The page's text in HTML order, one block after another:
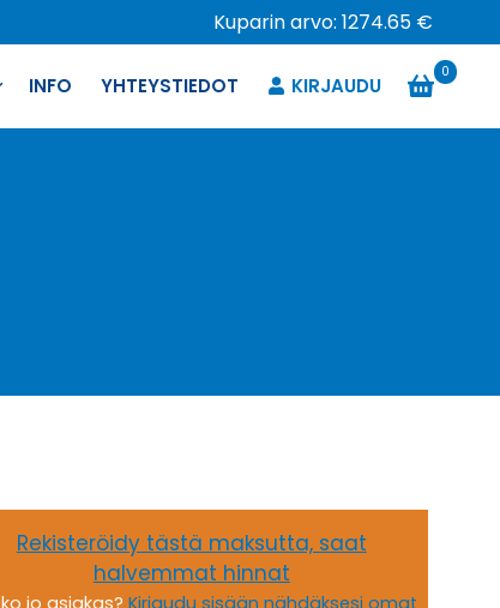
Kuparin arvo: 1274.65 €
INFO YHTEYSTIEDOT KIRJAUDU
0
Rekisteröidy tästä maksutta, saat
halvemmat hinnat
jo asiakas?Kirjaudu sisään nähdäksesi omat